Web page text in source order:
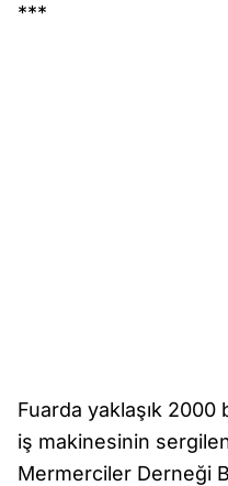
***
Fuarda yaklaşık
iş makinesinin
Mermerciler Derneği